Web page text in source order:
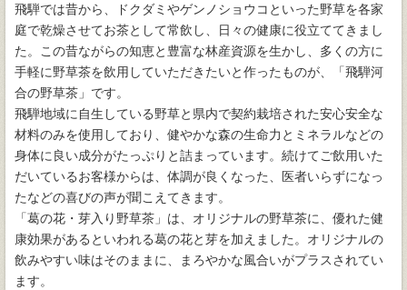
飛騨では昔から、ドクダミやゲンノショウコといった野草を各家
庭で乾燥させてお茶として常飲し、日々の健康に役立ててきまし
た。この昔ながらの知恵と豊富な林産資源を生かし、多くの方に
手軽に野草茶を飲用していただきたいと作ったものが、「飛騨河
合の野草茶」です。
飛騨地域に自生している野草と県内で契約栽培された安心安全な
材料のみを使用しており、健やかな森の生命力とミネラルなどの
身体に良い成分がたっぷりと詰まっています。続けてご飲用いた
だいているお客様からは、体調が良くなった、医者いらずになっ
たなどの喜びの声が聞こえてきます。
「葛の花・芽入り野草茶」は、オリジナルの野草茶に、優れた健
康効果があるといわれる葛の花と芽を加えました。オリジナルの
飲みやすい味はそのままに、まろやかな風合いがプラスされてい
ます。